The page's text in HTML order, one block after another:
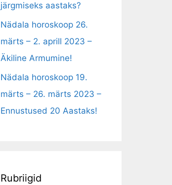
järgmiseks aastaks?
Nädala horoskoop 26.
märts – 2. aprill 2023 –
Äkiline Armumine!
Nädala horoskoop 19.
märts – 26. märts 2023 –
Ennustused 20 Aastaks!
Rubriigid